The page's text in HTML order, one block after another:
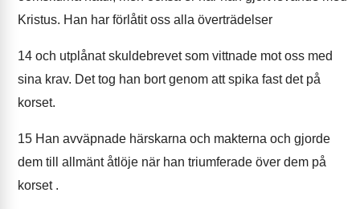
Kristus. Han har förlåtit oss alla överträdelser
14 och utplånat skuldebrevet som vittnade mot oss med
sina krav. Det tog han bort genom att spika fast det på
korset.
15 Han avväpnade härskarna och makterna och gjorde
dem till allmänt åtlöje när han triumferade över dem på
korset .